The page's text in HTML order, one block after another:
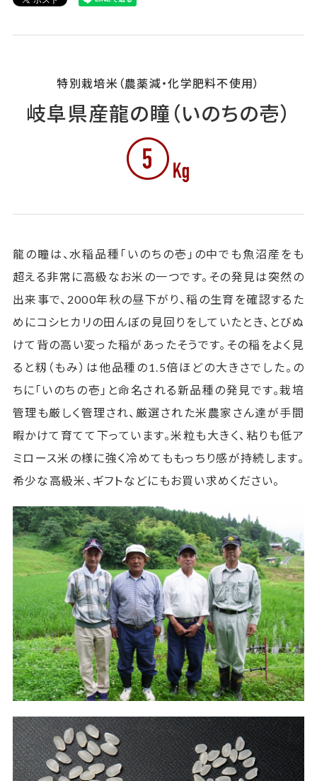
特別栽培米（農薬減・化学肥料不使用）
岐阜県産龍の瞳（いのちの壱）
龍の瞳は、水稲品種「いのちの壱」の中でも魚沼産をも
超える非常に高級なお米の一つです。その発見は突然の
出来事で、2000年秋の昼下がり、稲の生育を確認するた
めにコシヒカリの田んぼの見回りをしていたとき、とびぬ
けて背の高い変った稲があったそうです。その稲をよく見
ると籾（もみ）は他品種の1.5倍ほどの大きさでした。の
ちに「いのちの壱」と命名される新品種の発見です。栽培
管理も厳しく管理され、厳選された米農家さん達が手間
暇かけて育てて下っています。米粒も大きく、粘りも低ア
ミロース米の様に強く冷めてももっちり感が持続します。
希少な高級米、ギフトなどにもお買い求めください。